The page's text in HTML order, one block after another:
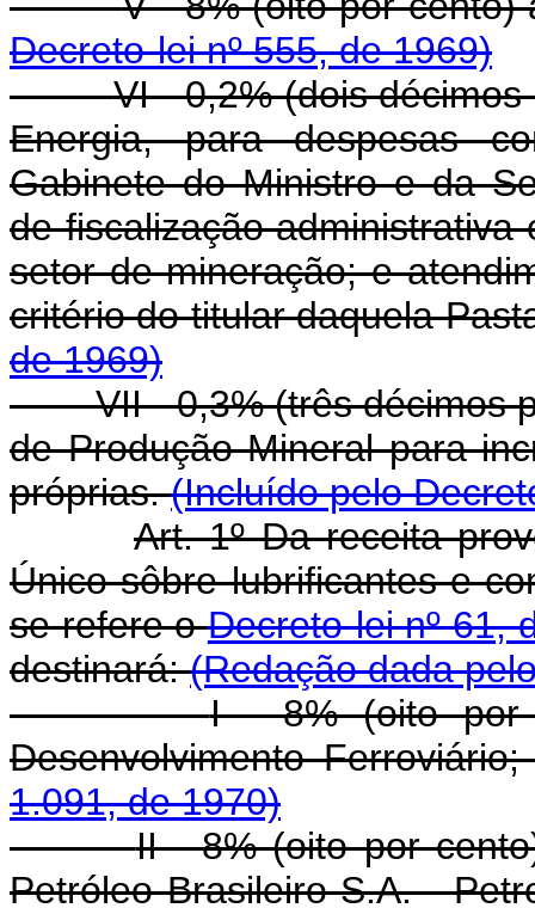
Decreto-lei nº 555, de 1969)
VI - 0,2% (dois
Energia, para despesas
Gabinete do Ministro e da
de fiscalização
setor de mineração; e
critério do titular daquela
de 1969)
VII - 0,3% (três décimos
de Produção Mineral para
próprias.(Incluído pelo
Art. 1º Da receita
Único sôbre lubrificantes e
se refere oDecreto-lei nº 61,
destinará:(Redação dada
I - 8% (oito por
Desenvolvimento
1.091, de 1970)
II - 8% (oito por
Petróleo Brasileiro S.A. -